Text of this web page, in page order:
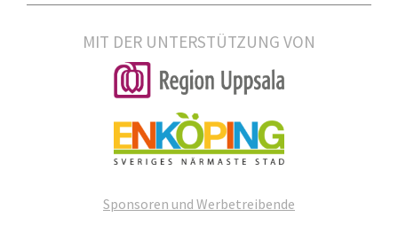
MIT DER UNTERSTÜTZUNG VON
Sponsoren und Werbetreibende